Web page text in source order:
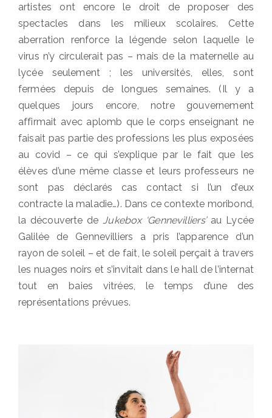
artistes ont encore le droit de proposer des
spectacles dans les milieux scolaires. Cette
aberration renforce la légende selon laquelle le
virus n’y circulerait pas – mais de la maternelle au
lycée seulement ; les universités, elles, sont
fermées depuis de longues semaines. (Il y a
quelques jours encore, notre gouvernement
affirmait avec aplomb que le corps enseignant ne
faisait pas partie des professions les plus exposées
au covid – ce qui s’explique par le fait que les
élèves d’une même classe et leurs professeurs ne
sont pas déclarés cas contact si l’un d’eux
contracte la maladie…). Dans ce contexte moribond,
la découverte deJukebox ‘Gennevilliers’au Lycée
Galilée de Gennevilliers a pris l’apparence d’un
rayon de soleil – et de fait, le soleil perçait à travers
les nuages noirs et s’invitait dans le hall de l’internat
tout en baies vitrées, le temps d’une des
représentations prévues.